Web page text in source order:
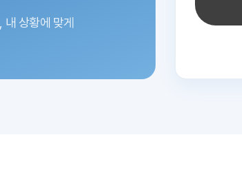
내 상황에 맞게